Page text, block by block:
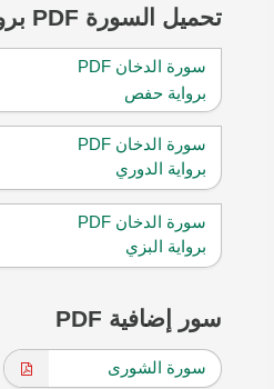
تحميل السورة
سورة الدخان PDF
برواية حفص
سورة الدخان PDF
برواية الدوري
سورة الدخان PDF
برواية البزي
سور إضافية PDF
سورة الشورى